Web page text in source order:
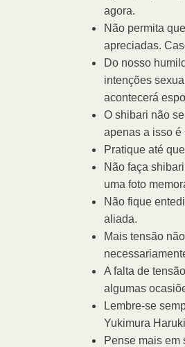
agora.
Não permita
apreciadas.
Do nosso
intenções
acontecerá
O shibari não
apenas a isso é
Pratique até
Não faça
uma foto
Não fique
aliada.
Mais tensão
A falta de
algumas
Lembre-se
Yukimura
Pense mais em